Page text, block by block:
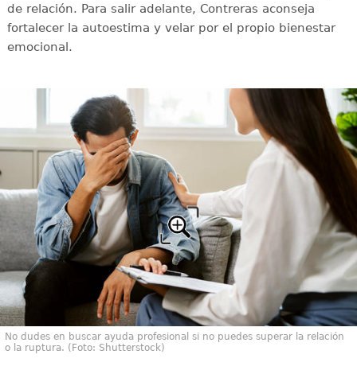
de relación. Para salir adelante, Contreras aconseja
fortalecer la autoestima y velar por el propio bienestar
emocional.
No dudes en buscar ayuda profesional si no puedes superar la relación
o la ruptura. (Foto: Shutterstock)